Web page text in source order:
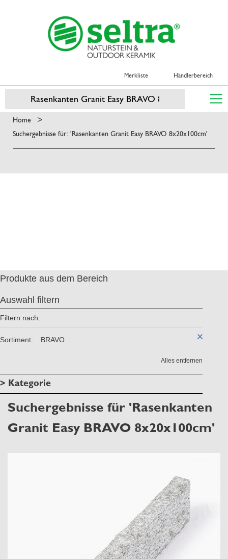
Merkliste Händlerbereich
Home >
Suchergebnisse für: 'Rasenkanten Granit Easy BRAVO 8x20x100cm'
Produkte aus dem Bereich
Auswahl filtern
Filtern nach:
Sortiment: BRAVO
Alles entfernen
> Kategorie
Suchergebnisse für 'Rasenkanten
Granit Easy BRAVO 8x20x100cm'